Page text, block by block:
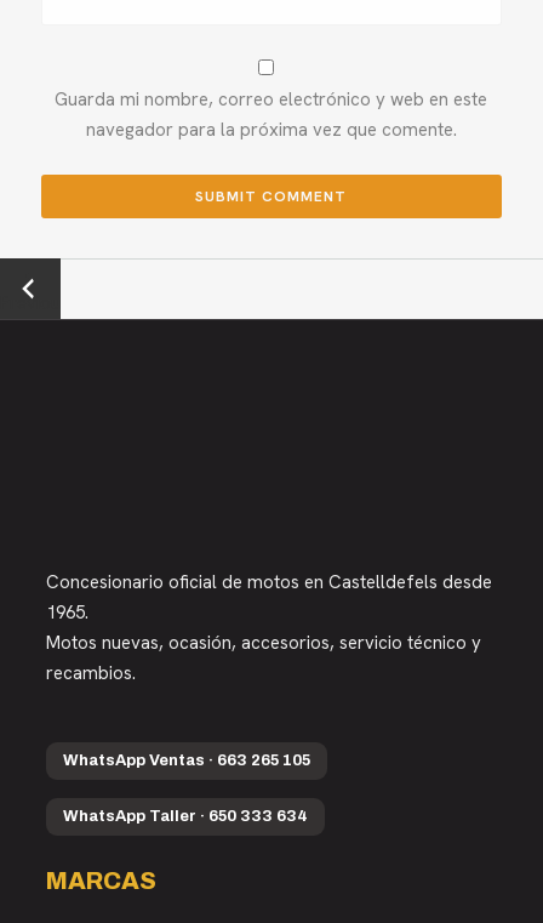
Guarda mi nombre, correo electrónico y web en este
navegador para la próxima vez que comente.
←
Previou
Concesionario oficial de motos en Castelldefels desde
1965.
Motos nuevas, ocasión, accesorios, servicio técnico y
recambios.
WhatsApp Ventas · 663 265 105
WhatsApp Taller · 650 333 634
MARCAS